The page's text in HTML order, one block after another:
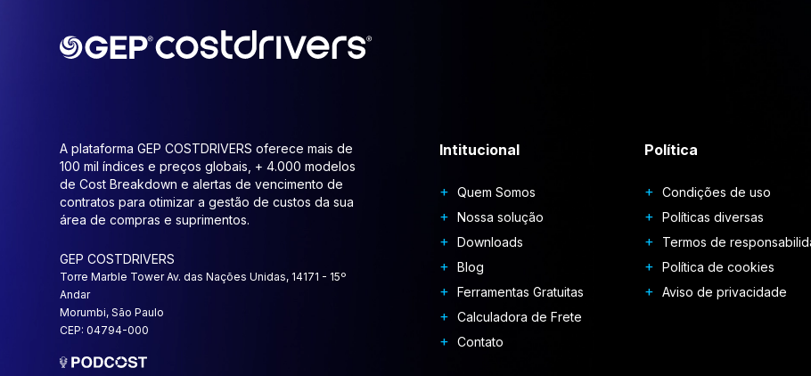
A plataforma GEP COSTDRIVERS oferece mais de
100 mil índices e preços globais, + 4.000 modelos
de Cost Breakdown e alertas de vencimento de
contratos para otimizar a gestão de custos da sua
área de compras e suprimentos.
GEP COSTDRIVERS
Torre Marble Tower Av. das Nações Unidas, 14171 - 15º
Andar
Morumbi, São Paulo
CEP: 04794-000
Intitucional
Quem Somos
Nossa solução
Downloads
Blog
Ferramentas Gratuitas
Calculadora de Frete
Contato
Política
Condições de uso
Políticas diversas
Termos de
Política de cookies
Aviso de privacidade